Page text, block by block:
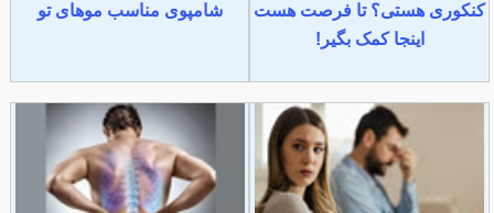
کنکوری هستی؟ تا فرصت هست
اینجا کمک بگیر!
شامپوی مناسب موهای تو